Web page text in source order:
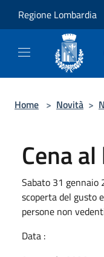
Regione Lombardia
Home > Novità >
Cena
Sabato 31 gennaio
scoperta del gusto
persone non
Data :